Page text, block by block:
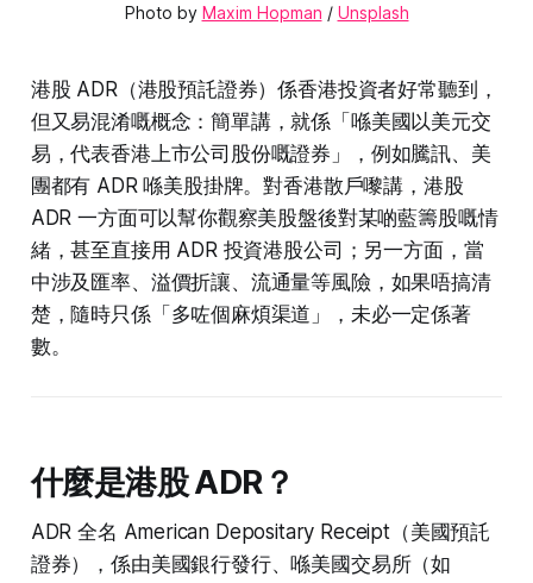
Photo by Maxim Hopman / Unsplash
港股 ADR（港股預託證券）係香港投資者好常聽到，
但又易混淆嘅概念：簡單講，就係「喺美國以美元交
易，代表香港上市公司股份嘅證券」，例如騰訊、美
團都有 ADR 喺美股掛牌。對香港散戶嚟講，港股
ADR 一方面可以幫你觀察美股盤後對某啲藍籌股嘅情
緒，甚至直接用 ADR 投資港股公司；另一方面，當
中涉及匯率、溢價折讓、流通量等風險，如果唔搞清
楚，隨時只係「多咗個麻煩渠道」，未必一定係著
數。
什麼是港股 ADR？
ADR 全名 American Depositary Receipt（美國預託
證券），係由美國銀行發行、喺美國交易所（如